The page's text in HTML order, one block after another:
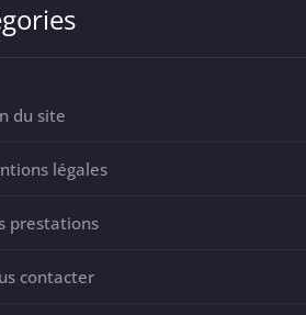
du site
légales
prestations
contacter